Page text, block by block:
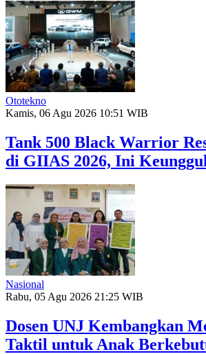
Ototekno
Kamis, 06 Agu 2026 10:51 WIB
Tank 500 Black Warrior
di GIIAS 2026, Ini
Nasional
Rabu, 05 Agu 2026 21:25 WIB
Dosen UNJ Kembangkan
Taktil untuk Anak